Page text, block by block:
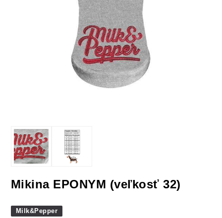
Mikina EPONYM (veľkosť 32)
Milk&Pepper